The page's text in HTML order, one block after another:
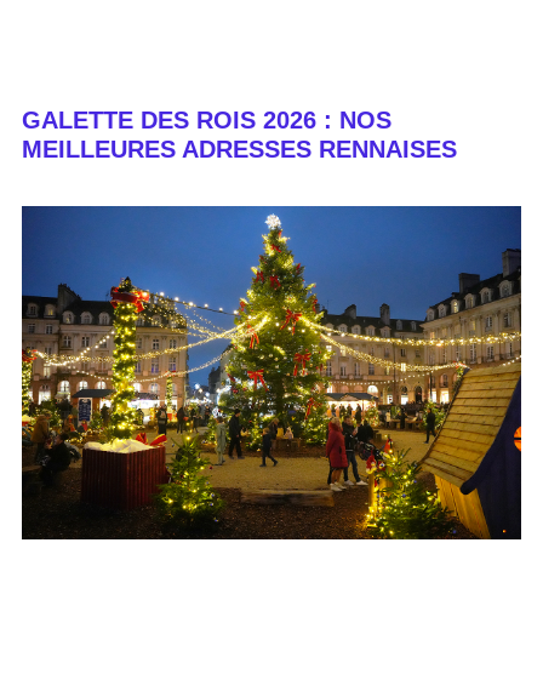
GALETTE DES ROIS 2026 : NOS
MEILLEURES ADRESSES RENNAISES